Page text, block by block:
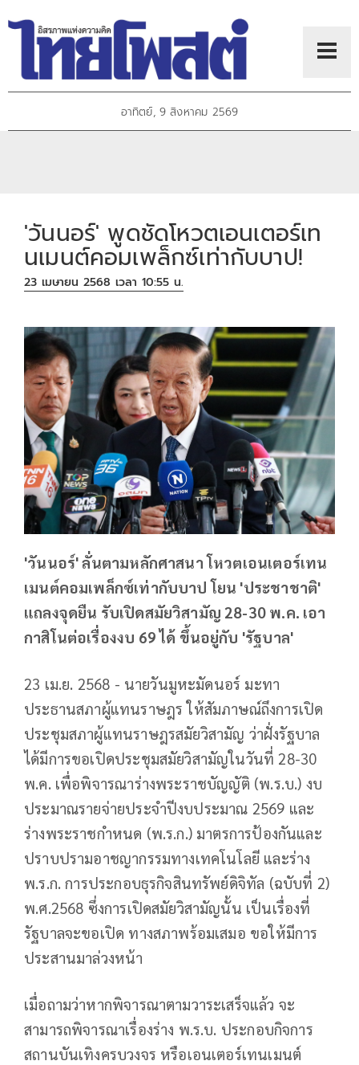
อาทิตย์, 9 สิงหาคม 2569
'วันนอร์' พูดชัดโหวตเอนเตอร์เท
นเมนต์คอมเพล็กซ์เท่ากับบาป!
23 เมษายน 2568 เวลา 10:55 น.
'วันนอร์' ลั่นตามหลักศาสนา โหวตเอนเตอร์เทน
เมนต์คอมเพล็กซ์เท่ากับบาป โยน 'ประชาชาติ'
แถลงจุดยืน รับเปิดสมัยวิสามัญ 28-30 พ.ค. เอา
กาสิโนต่อเรื่องงบ 69 ได้ ขึ้นอยู่กับ 'รัฐบาล'
23 เม.ย. 2568 - นายวันมูหะมัดนอร์ มะทา
ประธานสภาผู้แทนราษฎร ให้สัมภาษณ์ถึงการเปิด
ประชุมสภาผู้แทนราษฎรสมัยวิสามัญ ว่าฝั่งรัฐบาล
ได้มีการขอเปิดประชุมสมัยวิสามัญในวันที่ 28-30
พ.ค. เพื่อพิจารณาร่างพระราชบัญญัติ (พ.ร.บ.) งบ
ประมาณรายจ่ายประจำปีงบประมาณ 2569 และ
ร่างพระราชกำหนด (พ.ร.ก.) มาตรการป้องกันและ
ปราบปรามอาชญากรรมทางเทคโนโลยี และร่าง
พ.ร.ก. การประกอบธุรกิจสินทรัพย์ดิจิทัล (ฉบับที่ 2)
พ.ศ.2568 ซึ่งการเปิดสมัยวิสามัญนั้น เป็นเรื่องที่
รัฐบาลจะขอเปิด ทางสภาพร้อมเสมอ ขอให้มีการ
ประสานมาล่วงหน้า
เมื่อถามว่าหากพิจารณาตามวาระเสร็จแล้ว จะ
สามารถพิจารณาเรื่องร่าง พ.ร.บ. ประกอบกิจการ
สถานบันเทิงครบวงจร หรือเอนเตอร์เทนเมนต์